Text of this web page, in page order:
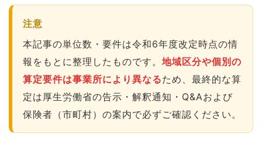
注意
本記事の単位数・要件は令和6年度改定時点の情
報をもとに整理したものです。 地域区分や個別の
算定要件は事業所により異なるため、最終的な算
定は厚生労働省の告示・解釈通知・Q&Aおよび
保険者（市町村）の案内で必ずご確認ください。